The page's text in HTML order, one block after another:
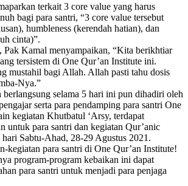
terkait 3 core value yang harus
bagi para santri, “3 core value tersebut
humbleness (kerendah hatian), dan
cinta)”.
Pak Kamal menyampaikan, “Kita berikhtiar
tersistem di One Qur’an Institute ini.
mustahil bagi Allah. Allah pasti tahu dosis
Nya.”
berlangsung selama 5 hari ini pun dihadiri oleh
serta para pendamping para santri One
kegiatan Khutbatul ‘Arsy, terdapat
untuk para santri dan kegiatan Qur’anic
Sabtu-Ahad, 28-29 Agustus 2021.
kegiatan para santri di One Qur’an Institute!
program-program kebaikan ini dapat
para santri untuk menjadi para penjaga